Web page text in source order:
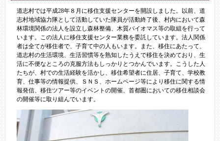
道志村では平成28年８月に移住支援センターを開設しました。以前、道
志村地域協力隊として活動していた隊員が活動終了後、村内において森
林環境関係の法人を設立し森林整備、木質バイオマス等の取組を行って
います。この法人に移住支援センター業務を委託しています。法人関係
者は全てが移住者で、子育て中の人もいます。また、移住にあたって、
道志村の生活環境、生活習慣等を熟知したうえで移住を決めており、生
活に不便なところの克服方法もしっかりとつかんでいます。こうした人
たちが、村での生活経験を活かし、移住希望者に住居、子育て、学校教
育、仕事等の情報提供、ＳＮＳ、ホームページ等により移住に関する情
報発信、移住ツアー等のイベントの開催、首都圏においての移住相談会
の開催等に取り組んでいます。